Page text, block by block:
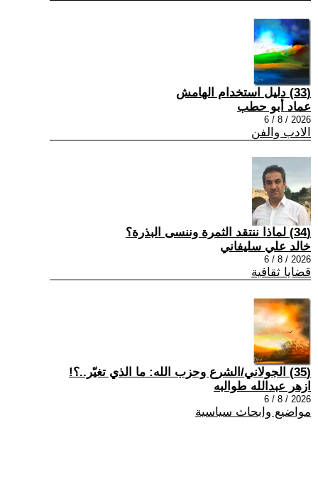
(33) دليل استخدام الهامش
عماد أبو حطب
2026 / 8 / 6
الادب والفن
(34) لماذا ننتقد الثمرة وننسى البذرة؟
خالد علي سليفاني
2026 / 8 / 6
قضايا ثقافية
(35) الجولاني/الشرع وحزب الله: ما الذي تغيّر..؟!
ازهر عبدالله طوالبه
2026 / 8 / 6
مواضيع وابحاث سياسية